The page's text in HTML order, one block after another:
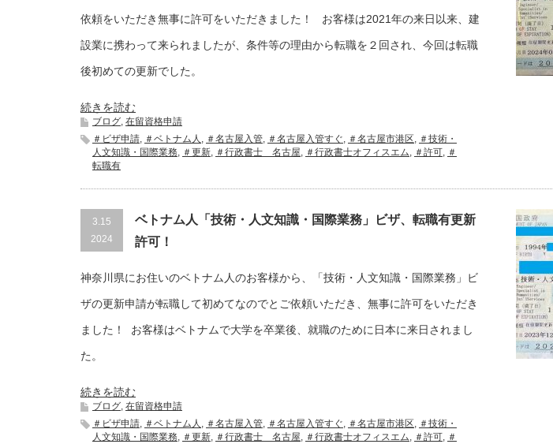
依頼をいただき無事に許可をいただきました！ お客様は2021年の来日以来、建
設業に携わって来られましたが、条件等の理由から転職を２回され、今回は転職
後初めての更新でした。
続きを読む
ブログ, 在留資格申請
＃ビザ申請, ＃ベトナム人 , ＃名古屋入管, ＃名古屋入管すぐ, ＃名古屋市港区, ＃技術・
人文知識・国際業務, ＃更新, ＃行政書士 名古屋, ＃行政書士オフィスエム, ＃許可, ＃
転職有
3.15
2024
ベトナム人「技術・人文知識・国際業務」ビザ、転職有更新
許可！
神奈川県にお住いのベトナム人のお客様から、「技術・人文知識・国際業務」ビ
ザの更新申請が転職して初めてなのでとご依頼いただき、無事に許可をいただき
ました！ お客様はベトナムで大学を卒業後、就職のために日本に来日されまし
た。
続きを読む
ブログ, 在留資格申請
＃ビザ申請, ＃ベトナム人 , ＃名古屋入管, ＃名古屋入管すぐ, ＃名古屋市港区, ＃技術・
人文知識・国際業務, ＃更新, ＃行政書士 名古屋, ＃行政書士オフィスエム, ＃許可, ＃